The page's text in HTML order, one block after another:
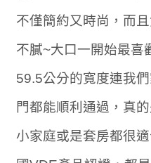
不僅簡約又時尚，而
不膩~大口一開始最喜
59.5公分的寬度連我
門都能順利通過，真
小家庭或是套房都很